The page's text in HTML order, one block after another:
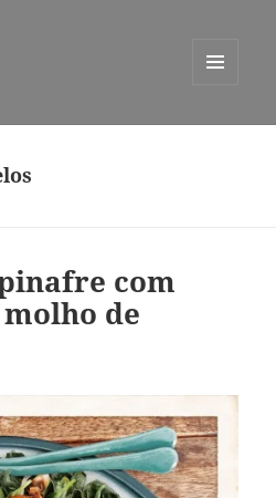
WIDGETS
com
de